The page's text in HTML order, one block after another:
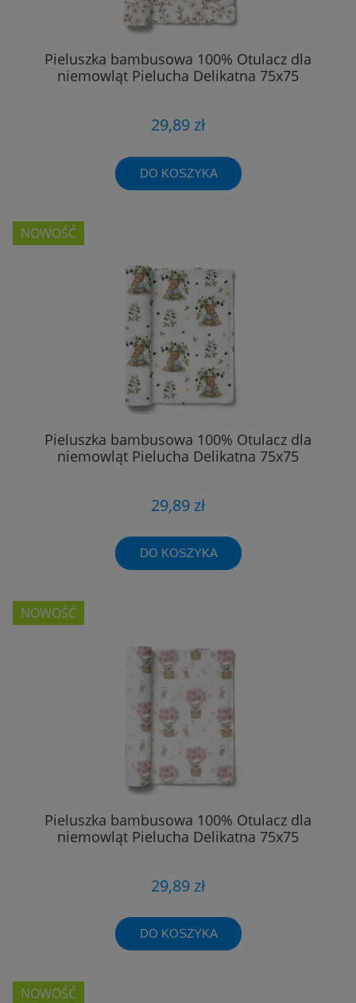
Pieluszka bambusowa 100% Otulacz dla
niemowląt Pielucha Delikatna 75x75
29,89 zł
DO KOSZYKA
Pieluszka bambusowa 100% Otulacz dla
niemowląt Pielucha Delikatna 75x75
29,89 zł
DO KOSZYKA
NOWOŚĆ
Pieluszka bambusowa 100% Otulacz dla
niemowląt Pielucha Delikatna 75x75
29,89 zł
DO KOSZYKA
NOWOŚĆ
NOWOŚĆ